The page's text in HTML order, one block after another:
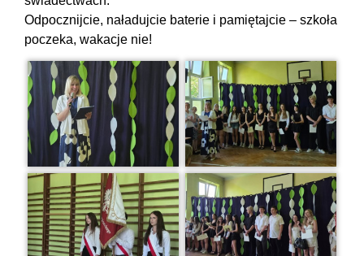
Odpocznijcie, naładujcie baterie i pamiętajcie – szkoła
poczeka, wakacje nie!